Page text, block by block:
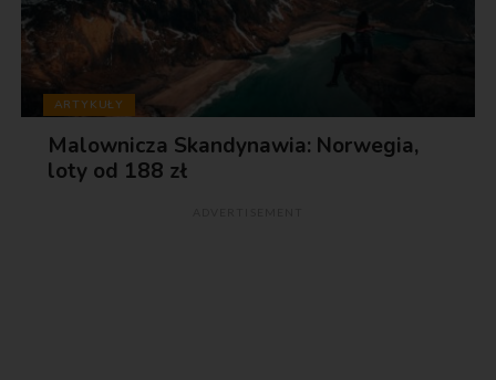
ARTYKUŁY
Malownicza Skandynawia: Norwegia,
loty od 188 zł